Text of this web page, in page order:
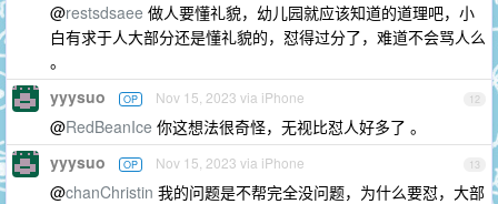
@restsdsaee 做人要懂礼貌，幼儿园就应该知道的道理吧，小
白有求于人大部分还是懂礼貌的，怼得过分了，难道不会骂人么
。
12
yyysuo OP Nov 15, 2023 via iPhone
@RedBeanIce 你这想法很奇怪，无视比怼人好多了 。
13
yyysuo OP Nov 15, 2023 via iPhone
@chanChristin 我的问题是不帮完全没问题，为什么要怼，大部